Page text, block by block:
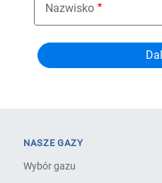
Nazwisko
NASZE GAZY
Wybór gazu